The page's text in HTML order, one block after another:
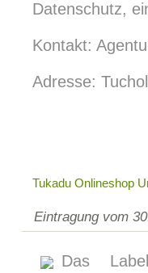
Datenschutz,
Kontakt:
Adresse:
Tukadu Onlineshop
Eintragung vom
Das